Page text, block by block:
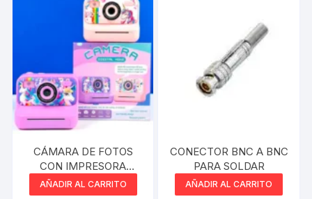
CÁMARA DE FOTOS
CON IMPRESORA
INFANTIL S10
AÑADIR AL CARRITO
CONECTOR BNC A BNC
PARA SOLDAR
AÑADIR AL CARRITO